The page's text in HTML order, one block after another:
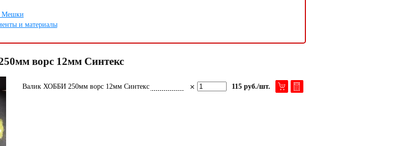
Мешки
и материалы
ворс 12мм Синтекс
Валик ХОББИ 250мм ворс 12мм Синтекс 115 руб./шт.